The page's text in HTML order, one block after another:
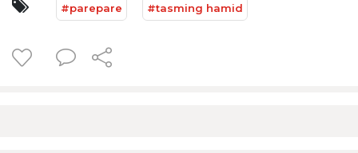
#parepare #tasming hamid